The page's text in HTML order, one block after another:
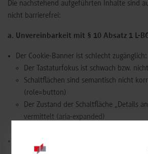
Die nachstehend aufgeführten Inhalte sind
nicht barrierefrei:
a. Unvereinbarkeit mit § 10 Absatz 1 L-
Der Cookie-Banner ist schlecht zugänglich:
Der Tastaturfokus ist schwach bzw.
Schaltflächen sind semantisch nicht
(role=button)
Der Zustand der Schaltfläche „Details
vermittelt (aria-expanded)